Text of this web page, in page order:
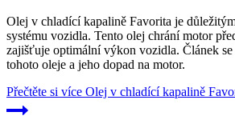
Olej v chladící kapalině Favorita je
systému vozidla. Tento olej chrání motor
zajišťuje optimální výkon vozidla. Článek se
tohoto oleje a jeho dopad na motor.
Přečtěte si více Olej v chladící kapalině